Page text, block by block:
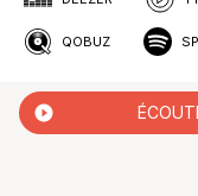
play_circle_filled
QOBUZ